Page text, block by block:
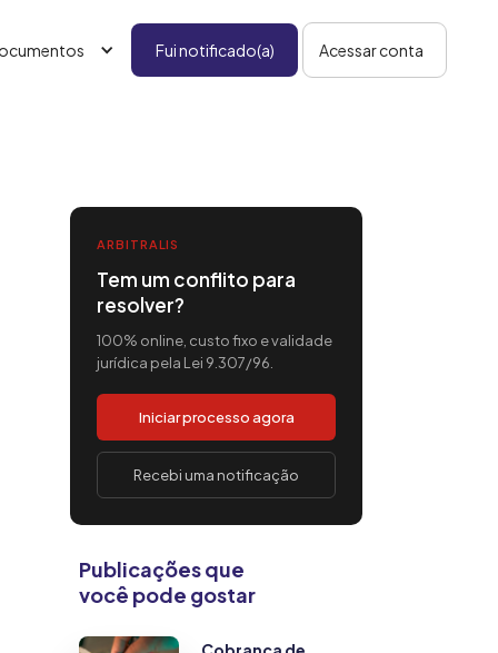
Fui notificado(a) Acessar conta
ARBITRALIS
Tem um conflito para
resolver?
100% online, custo fixo e validade
jurídica pela Lei 9.307/96.
Iniciar processo agora
Recebi uma notificação
Publicações que
você pode gostar